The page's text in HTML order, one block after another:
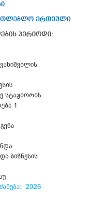
ერთეული
პერიოდი:
სტაჟიორის
1
ბიზნესის
2026